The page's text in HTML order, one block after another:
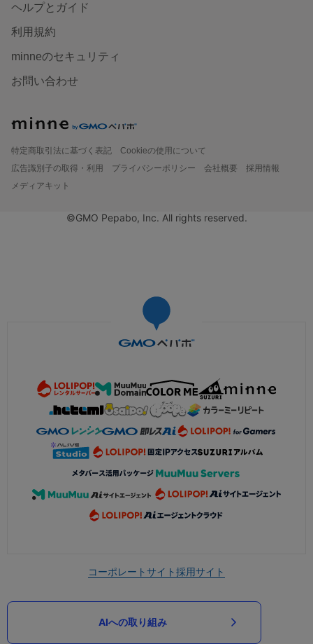
ヘルプとガイド
利用規約
minneのセキュリティ
お問い合わせ
特定商取引法に基づく表記
Cookieの使用について
広告識別子の取得・利用
プライバシーポリシー 会社概要
採用情報
メディアキット
©GMO Pepabo, Inc. All rights reserved.
コーポレートサイト採用サイト
AIへの取り組み